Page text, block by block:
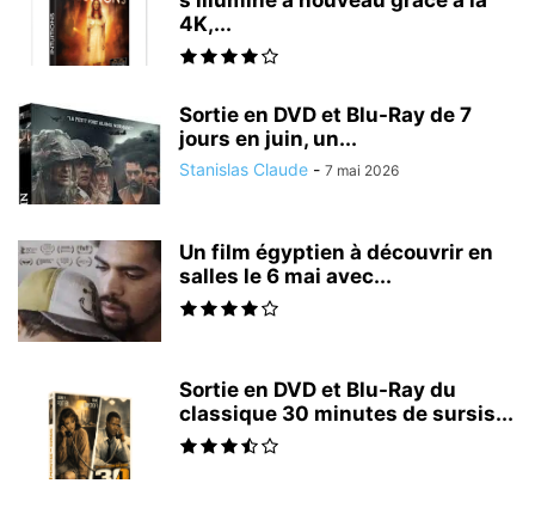
4K,...
Sortie en DVD et Blu-Ray de 7
jours en juin, un...
Stanislas Claude - 7 mai 2026
Un film égyptien à découvrir en
salles le 6 mai avec...
Sortie en DVD et Blu-Ray du
classique 30 minutes de sursis...